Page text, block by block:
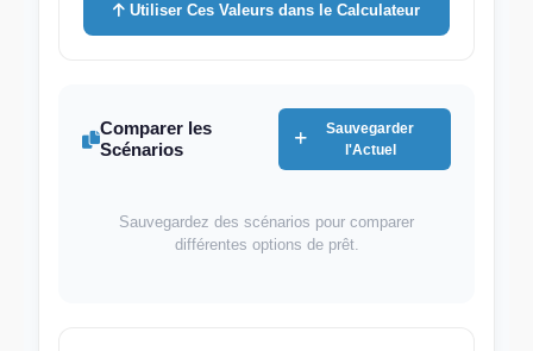
Utiliser Ces Valeurs dans le Calculateur
Comparer les
Scénarios
Sauvegarder
l'Actuel
Sauvegardez des scénarios pour comparer
différentes options de prêt.